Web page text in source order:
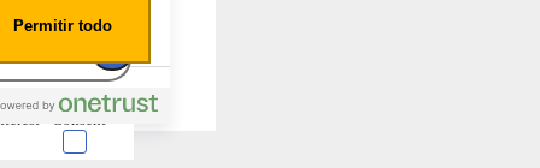
Consent
Permitir todo